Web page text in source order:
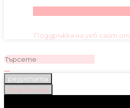
Поддръжка на уеб сайт от
резултата
Виж всички